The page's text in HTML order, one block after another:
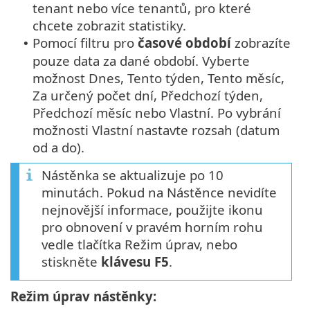
tenant nebo více tenantů, pro které
chcete zobrazit statistiky.
• Pomocí filtru pro časové obdobízobrazíte
pouze data za dané období. Vyberte
možnost Dnes, Tento týden, Tento měsíc,
Za určený počet dní, Předchozí týden,
Předchozí měsíc nebo Vlastní. Po vybrání
možnosti Vlastní nastavte rozsah (datum
od a do).
Nástěnka se aktualizuje po 10
minutách. Pokud na Nástěnce nevidíte
nejnovější informace, použijte ikonu
pro obnovení v pravém horním rohu
vedle tlačítka Režim úprav, nebo
stiskněte klávesu F5.
Režim úprav nástěnky: